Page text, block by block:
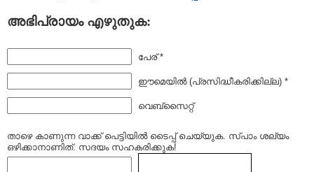
അഭിപ്രായം എഴുതുക:
പേര് *
ഈമെയില്‍ (പ്രസിദ്ധീകരിക്കില്ല) *
വെബ്സൈറ്റ്
താഴെ കാണുന്ന വാക്ക് പെട്ടിയില്‍ ടൈപ്പ്‌ ചെയ്യുക. സ്പാം ശല്യം
ഒഴിക്കാനാണിത്. സദയം സഹകരിക്കുക!